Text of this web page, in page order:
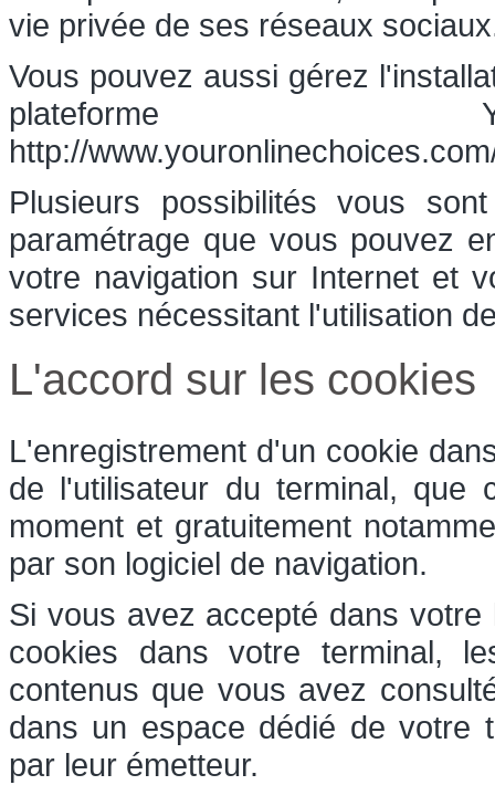
vie privée de ses réseaux
Vous pouvez aussi gérez
plateforme
http://
Plusieurs possibilités vous
paramétrage que vous pouvez
votre navigation sur Internet et
services nécessitant l'utilisation
L'accord sur les cookies
L'enregistrement d'un cookie
de l'utilisateur du terminal, que
moment et gratuitement
par son logiciel de navigation.
Si vous avez accepté dans
cookies dans votre terminal,
contenus que vous avez
dans un espace dédié de votre
par leur émetteur.